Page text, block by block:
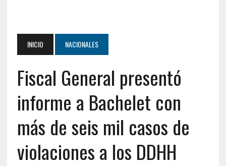
INICIO NACIONALES
Fiscal General presentó
informe a Bachelet con
más de seis mil casos de
violaciones a los DDHH